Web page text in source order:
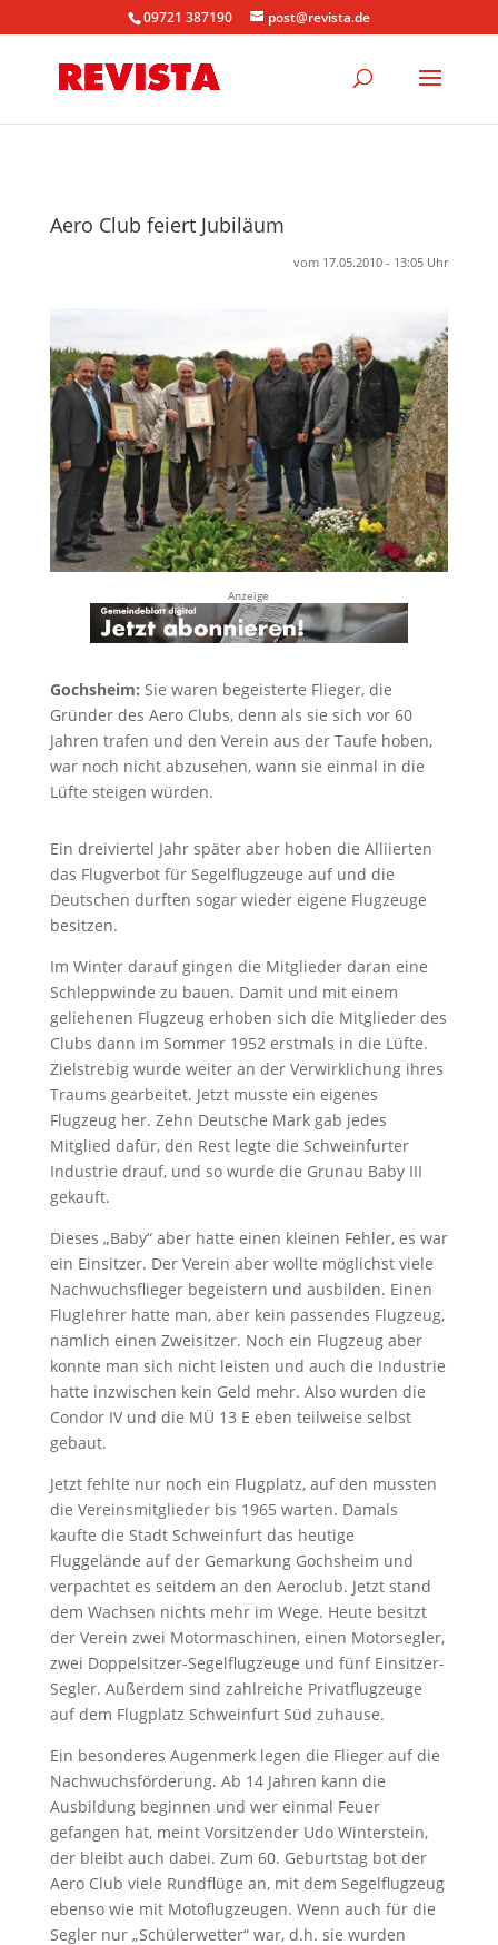
09721 387190 post@revista.de
Aero Club feiert Jubiläum
vom 17.05.2010 - 13:05 Uhr
Anzeige
Gochsheim: Sie waren begeisterte Flieger, die
Gründer des Aero Clubs, denn als sie sich vor 60
Jahren trafen und den Verein aus der Taufe hoben,
war noch nicht abzusehen, wann sie einmal in die
Lüfte steigen würden.
Ein dreiviertel Jahr später aber hoben die Alliierten
das Flugverbot für Segelflugzeuge auf und die
Deutschen durften sogar wieder eigene Flugzeuge
besitzen.
Im Winter darauf gingen die Mitglieder daran eine
Schleppwinde zu bauen. Damit und mit einem
geliehenen Flugzeug erhoben sich die Mitglieder des
Clubs dann im Sommer 1952 erstmals in die Lüfte.
Zielstrebig wurde weiter an der Verwirklichung ihres
Traums gearbeitet. Jetzt musste ein eigenes
Flugzeug her. Zehn Deutsche Mark gab jedes
Mitglied dafür, den Rest legte die Schweinfurter
Industrie drauf, und so wurde die Grunau Baby III
gekauft.
Dieses „Baby“ aber hatte einen kleinen Fehler, es war
ein Einsitzer. Der Verein aber wollte möglichst viele
Nachwuchsflieger begeistern und ausbilden. Einen
Fluglehrer hatte man, aber kein passendes Flugzeug,
nämlich einen Zweisitzer. Noch ein Flugzeug aber
konnte man sich nicht leisten und auch die Industrie
hatte inzwischen kein Geld mehr. Also wurden die
Condor IV und die MÜ 13 E eben teilweise selbst
gebaut.
Jetzt fehlte nur noch ein Flugplatz, auf den mussten
die Vereinsmitglieder bis 1965 warten. Damals
kaufte die Stadt Schweinfurt das heutige
Fluggelände auf der Gemarkung Gochsheim und
verpachtet es seitdem an den Aeroclub. Jetzt stand
dem Wachsen nichts mehr im Wege. Heute besitzt
der Verein zwei Motormaschinen, einen Motorsegler,
zwei Doppelsitzer-Segelflugzeuge und fünf Einsitzer-
Segler. Außerdem sind zahlreiche Privatflugzeuge
auf dem Flugplatz Schweinfurt Süd zuhause.
Ein besonderes Augenmerk legen die Flieger auf die
Nachwuchsförderung. Ab 14 Jahren kann die
Ausbildung beginnen und wer einmal Feuer
gefangen hat, meint Vorsitzender Udo Winterstein,
der bleibt auch dabei. Zum 60. Geburtstag bot der
Aero Club viele Rundflüge an, mit dem Segelflugzeug
ebenso wie mit Motoflugzeugen. Wenn auch für die
Segler nur „Schülerwetter“ war, d.h. sie wurden